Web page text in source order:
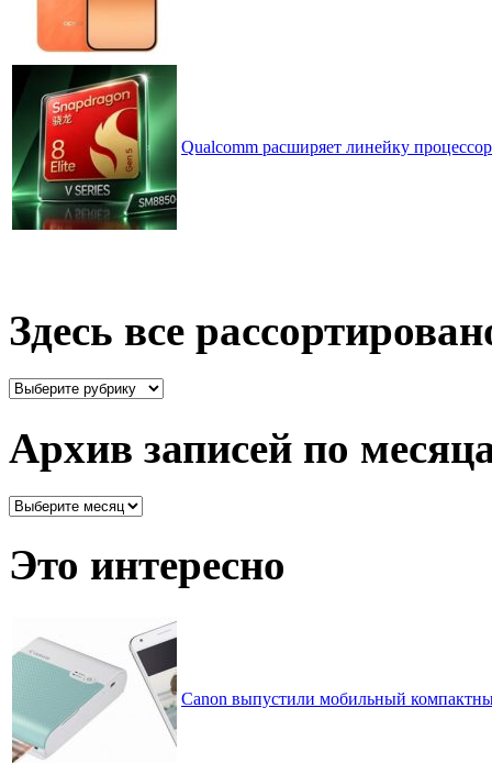
Qualcomm расширяет линейку
Здесь все
Здесь
Архив записей по
Архив
месяцам
Это интересно
Canon выпустили мобильный